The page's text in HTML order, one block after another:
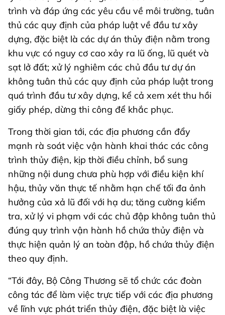
trình và đáp ứng các yêu cầu về môi trường, tuân
thủ các quy định của pháp luật về đầu tư xây
dựng, đặc biệt là các dự án thủy điện nằm trong
khu vực có nguy cơ cao xảy ra lũ ống, lũ quét và
sạt lở đất; xử lý nghiêm các chủ đầu tư dự án
không tuân thủ các quy định của pháp luật trong
quá trình đầu tư xây dựng, kể cả xem xét thu hồi
giấy phép, dừng thi công để khắc phục.
Trong thời gian tới, các địa phương cần đẩy
mạnh rà soát việc vận hành khai thác các công
trình thủy điện, kịp thời điều chỉnh, bổ sung
những nội dung chưa phù hợp với điều kiện khí
hậu, thủy văn thực tế nhằm hạn chế tối đa ảnh
hưởng của xả lũ đối với hạ du; tăng cường kiểm
tra, xử lý vi phạm với các chủ đập không tuân thủ
đúng quy trình vận hành hồ chứa thủy điện và
thực hiện quản lý an toàn đập, hồ chứa thủy điện
theo quy định.
“Tới đây, Bộ Công Thương sẽ tổ chức các đoàn
công tác để làm việc trực tiếp với các địa phương
về lĩnh vực phát triển thủy điện, đặc biệt là việc